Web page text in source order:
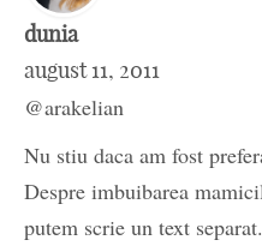
dunia
august 11, 2011
@arakelian
Nu stiu daca am fost
Despre imbuibarea
putem scrie un text separat.